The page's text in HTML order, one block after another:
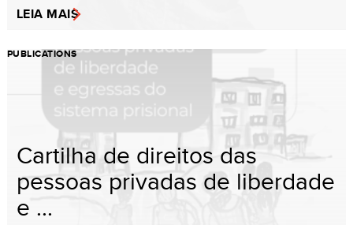
LEIA MAIS
PUBLICATIONS
Cartilha de direitos das
pessoas privadas de liberdade
e ...